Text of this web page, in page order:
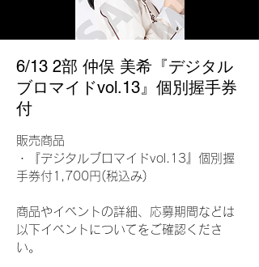
6/13 2部 仲俣 美希『デジタル
ブロマイドvol.13』個別握手券
付
販売商品
・『デジタルブロマイドvol.13』個別握
手券付1,700円(税込み)
商品やイベントの詳細、応募期間などは
以下イベントについてをご確認くださ
い。